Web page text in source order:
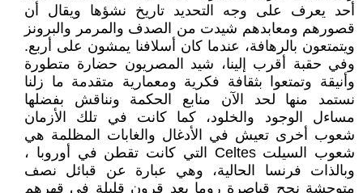
أحد يعرف على وجه التحديد تاريخ نشؤها ويقال أن
قصورهم ومعابدهم شيدت من الصدف والمرمر والبرونز
ويتمتعون بالرهافة، عندما كان أسلافنا يمشون على أربع.
وفي حقبة أقرب إلينا، شيد المصريون حضارة متطورة
وأنيقة وتمتعوا بثقافة فكرية ومعمارية متقدمة ما زلنا
نستمد منها لحد الآن منابع الحكمة ونناقش بفضلها
مساءل الوجود والخلود، كما كانت في تلك الأزمان
شعوب أخرى تعيش في الأدغال والغابات المظلمة هي
شعوب السيلت Celtes التي كانت تقطن في أوروبا ،
وبالذات فرنسا الحالية، وهي عبارة عن قبائل نصف
متوحشة نجح قياصرة روما بعد قرون قليلة في قهرهم